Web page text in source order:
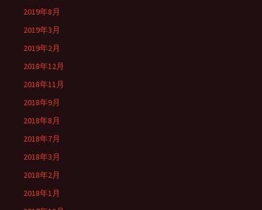
2019年8月
2019年3月
2019年2月
2018年12月
2018年11月
2018年9月
2018年8月
2018年7月
2018年3月
2018年2月
2018年1月